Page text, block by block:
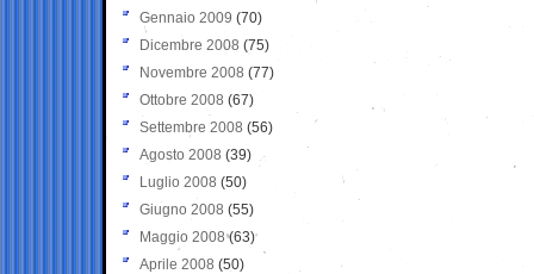
Gennaio 2009 (70)
Dicembre 2008 (75)
Novembre 2008 (77)
Ottobre 2008 (67)
Settembre 2008 (56)
Agosto 2008 (39)
Luglio 2008 (50)
Giugno 2008 (55)
Maggio 2008(63)
Aprile 2008 (50)